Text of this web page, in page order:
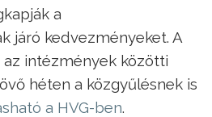
a
járó kedvezményeket. A
intézmények közötti
héten a közgyűlésnek is
a HVG-ben.